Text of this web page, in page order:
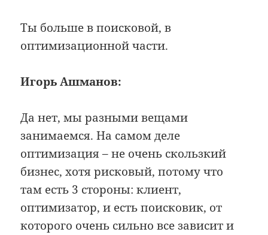
Ты больше в поисковой, в
оптимизационной части.
Игорь Ашманов:
Да нет, мы разными вещами
занимаемся. На самом деле
оптимизация – не очень скользкий
бизнес, хотя рисковый, потому что
там есть 3 стороны: клиент,
оптимизатор, и есть поисковик, от
которого очень сильно все зависит и